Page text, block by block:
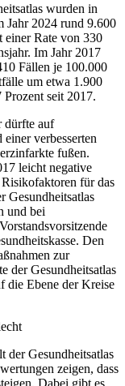
wurden in
Jahr 2024 rund 9.600
Rate von 330
Im Jahr 2017
Fällen je 100.000
um etwa 1.900
seit 2017.
dürfte auf
verbesserten
fußen.
leicht negative
für das
Gesundheitsatlas
und bei
Den
zur
der Gesundheitsatlas
die Ebene der Kreise
der Gesundheitsatlas
zeigen, dass
Dabei gibt es